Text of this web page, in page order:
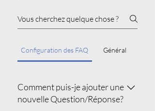
Configuration des FAQ Général
Comment puis-je ajouter une
nouvelle Question/Réponse?